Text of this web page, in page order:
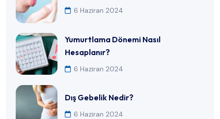
6 Haziran 2024
Yumurtlama Dönemi Nasıl
Hesaplanır?
6 Haziran 2024
Dış Gebelik Nedir?
6 Haziran 2024